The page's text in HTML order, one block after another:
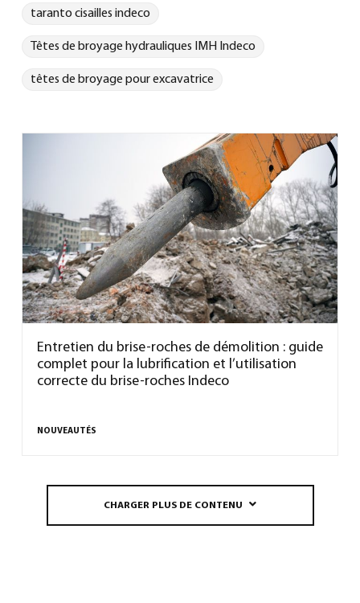
taranto cisailles indeco
Têtes de broyage hydrauliques IMH Indeco
têtes de broyage pour excavatrice
Entretien du brise-roches de démolition : guide
complet pour la lubrification et l’utilisation
correcte du brise-roches Indeco
NOUVEAUTÉS
CHARGER PLUS DE CONTENU